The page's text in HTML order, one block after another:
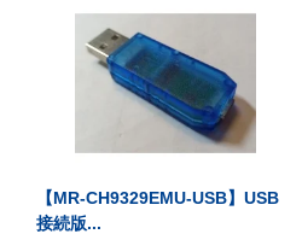
【MR-CH9329EMU-USB】USB
接続版...